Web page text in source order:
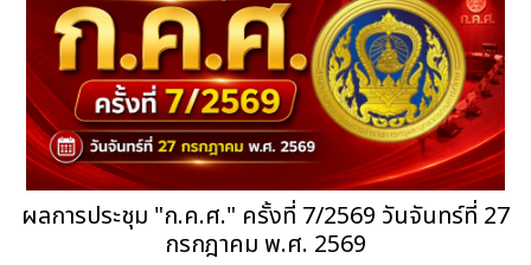
ผลการประชุม "ก.ค.ศ." ครั้งที่ 7/2569 วันจันทร์ที่ 27
กรกฎาคม พ.ศ. 2569